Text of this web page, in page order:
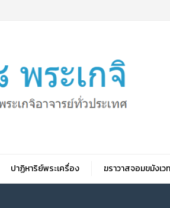
ปาฏิหาริย์พระเครื่อง ฆราวาสจอมขมังเว